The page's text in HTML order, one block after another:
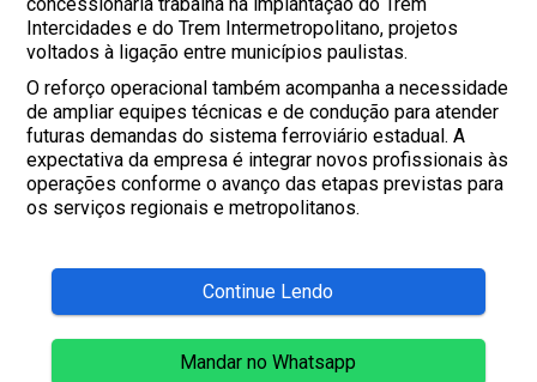
concessionária trabalha na implantação do Trem
Intercidades e do Trem Intermetropolitano, projetos
voltados à ligação entre municípios paulistas.
O reforço operacional também acompanha a necessidade
de ampliar equipes técnicas e de condução para atender
futuras demandas do sistema ferroviário estadual. A
expectativa da empresa é integrar novos profissionais às
operações conforme o avanço das etapas previstas para
os serviços regionais e metropolitanos.
Continue Lendo
Mandar no Whatsapp